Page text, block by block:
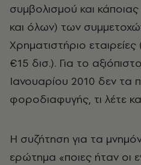
συμβολισμού και
και όλων) των
Χρηματιστήριο
€15 δισ.). Για το
Ιανουαρίου 2010 δεν τα
φοροδιαφυγής, τι λέτε
Η συζήτηση για τα
ερώτημα «ποιες ήταν οι